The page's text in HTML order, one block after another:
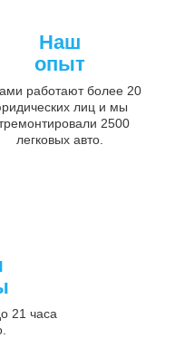
Наш
опыт
работают более 20
лиц и мы
2500
легковых авто.
21 часа